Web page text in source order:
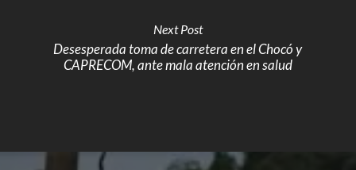
Next Post
Desesperada toma de carretera en el Chocó y
CAPRECOM, ante mala atención en salud